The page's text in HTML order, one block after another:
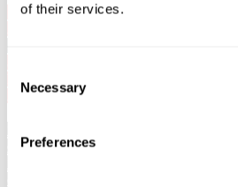
of their services.
Selection
Necessary
Preferences
16/10/26 - Istambul - Istanbul
Início 20:00. Portas
A duração do concerto é de 2 horas.
*Os espectadores com menos de 5
concerto.
concerto quando acompanhados por